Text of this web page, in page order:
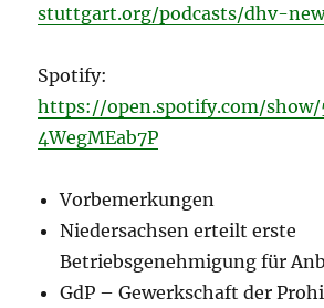
stuttgart.org/podcasts/dhv-
Spotify:
https://open.spotify.com/show/
4WegMEab7P
Vorbemerkungen
Niedersachsen erteilt erste
Betriebsgenehmigung für
GdP – Gewerkschaft der